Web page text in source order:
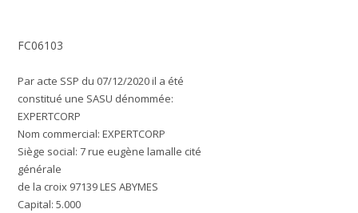
FC06103
Par acte SSP du 07/12/2020 il a été
constitué une SASU dénommée:
EXPERTCORP
Nom commercial:EXPERTCORP
Siège social: 7 rue eugène lamalle cité
générale
de la croix 97139 LES ABYMES
Capital: 5.000